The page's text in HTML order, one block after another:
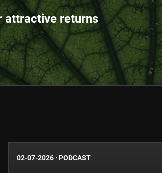
attractive returns
02-07-2026 · PODCAST